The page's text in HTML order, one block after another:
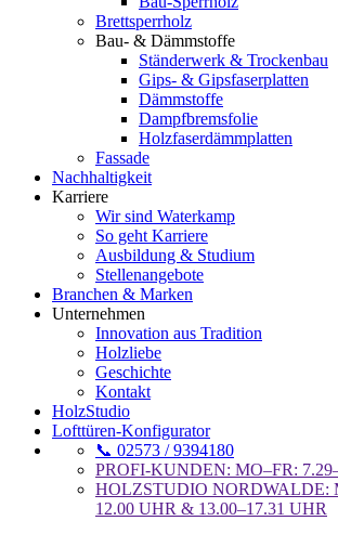
Brettsperrholz
Bau- & Dämmstoffe
Ständerwerk & Trockenbau
Gips- & Gipsfaserplatten
Dämmstoffe
Dampfbremsfolie
Holzfaserdämmplatten
Fassade
Nachhaltigkeit
Karriere
Wir sind Waterkamp
So geht Karriere
Ausbildung & Studium
Stellenangebote
Branchen & Marken
Unternehmen
Innovation aus Tradition
Holzliebe
Geschichte
Kontakt
HolzStudio
Lofttüren-Konfigurator
📞 02573 / 9394180
PROFI-KUNDEN: MO–FR:
HOLZSTUDIO NORDWALDE:
12.00 UHR & 13.00–17.31 UHR